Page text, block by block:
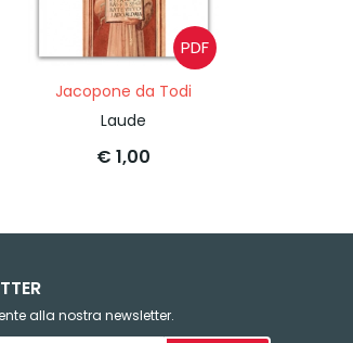
PDF
Jacopone da Todi
Laude
€ 1,00
alla nostra newsletter.